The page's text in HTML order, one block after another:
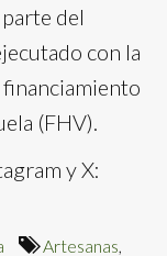
del
con la
(FHV).
y X:
Artesanas